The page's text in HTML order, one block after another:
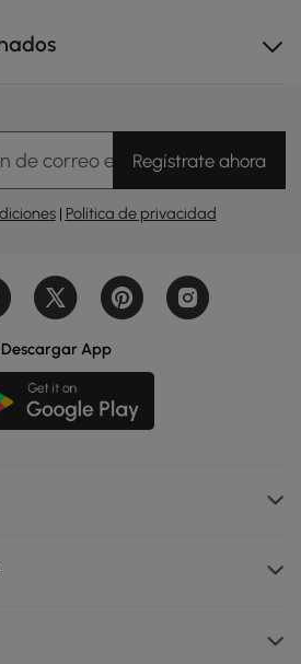
avanzada, con 6 funciones
de seguridad para una
de correo electrónicoRegístrate ahora
| Política de privacidad
Descargar App